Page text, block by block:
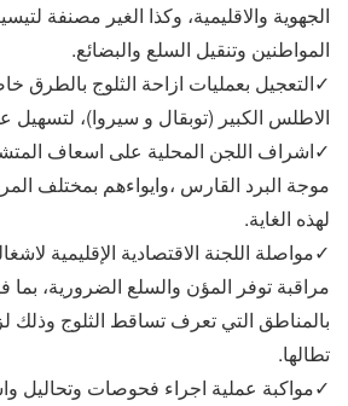
الجهوية والاقليمية، وكذا الغير مصنفة
المواطنين وتنقيل السلع والبضائع.
✓التعجيل بعمليات ازاحة الثلوج بالطرق
الاطلس الكبير (توبقال و سيروا)، لتسهيل
✓اشراف اللجن المحلية على اسعاف
موجة البرد القارس ،وايواءهم بمختلف
لهذه الغاية.
✓مواصلة اللجنة الاقتصادية الإقليمية
مراقبة توفر المؤن والسلع الضرورية، بما
بالمناطق التي تعرف تساقط الثلوج
تطالها.
✓مواكبة عملية اجراء فحوصات وتحاليل